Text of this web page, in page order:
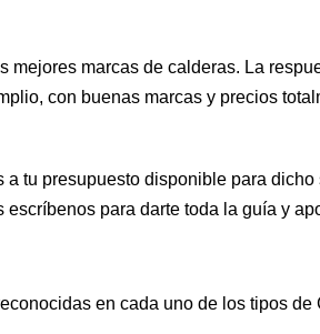
marcas de calderas. La
con buenas marcas y precios
tu presupuesto disponible para
para darte toda la guía y
en cada uno de los tipos de